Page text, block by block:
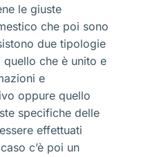
le giuste
che poi sono
due tipologie
che è unito e
e
oppure quello
specifiche delle
effettuati
c’è poi un